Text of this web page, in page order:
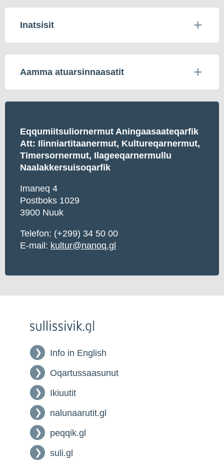
Inatsisit
Aamma atuarsinnaasatit
Eqqumiitsuliornermut Aningaasaateqarfik
Att: Ilinniartitaanermut, Kultureqarnermut,
Timersornermut, Ilageeqarnermullu
Naalakkersuisoqarfik
Imaneq 4
Postboks 1029
3900 Nuuk
Telefon: (+299) 34 50 00
E-mail: kultur@nanoq.gl
Info in English
Oqartussaasunut
Ikiuutit
nalunaarutit.gl
peqqik.gl
suli.gl